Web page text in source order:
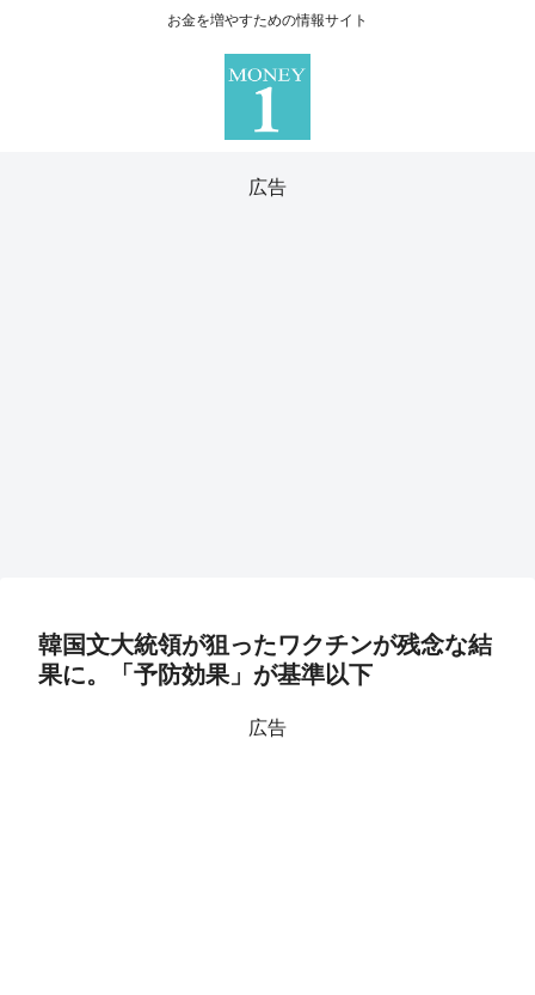
お金を増やすための情報サイト
広告
韓国文大統領が狙ったワクチンが残念な結
果に。「予防効果」が基準以下
広告